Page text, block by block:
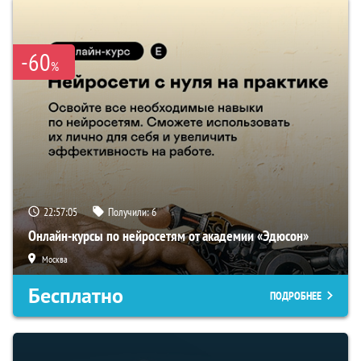
-60%
22:57:04 Получили:6
Онлайн-курсы по нейросетям от академии «Эдюсон»
Москва
Бесплатно ПОДРОБНЕЕ